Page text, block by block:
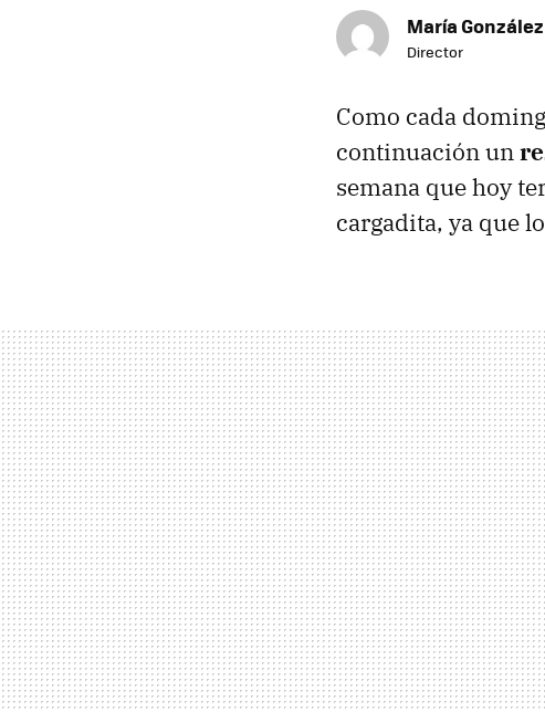
María González
Director
Como cada
continuación un
semana que hoy
cargadita, ya que